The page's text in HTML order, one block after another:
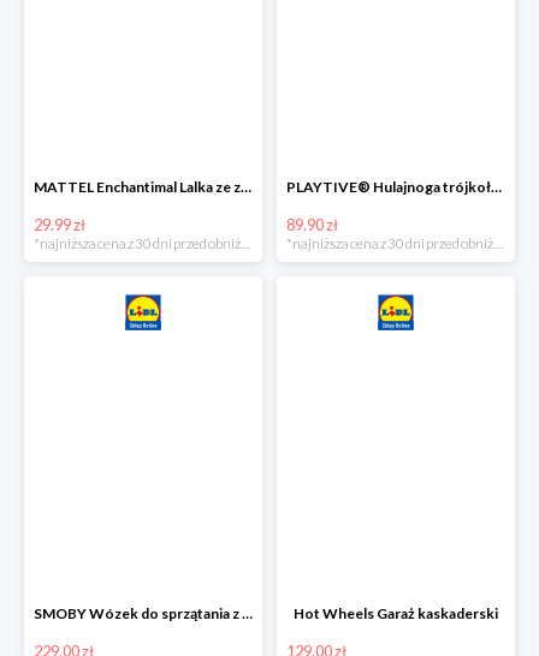
MATTEL Enchantimal Lalka ze zwierzątkiem
29.99 zł
*najniższa cena z 30 dni przed obniżką
PLAYTIVE® Hulajnoga trójkołowa Tri Scooter z diodami LED
89.90 zł
*najniższa cena z 30 dni przed obniżką
SMOBY Wózek do sprzątania z odkurzaczem
229.00 zł
Hot Wheels Garaż kaskaderski
129.00 zł